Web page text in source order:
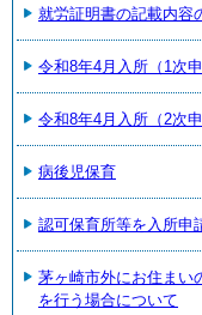
就労証明書の記載内容
令和8年4月入所（1次
令和8年4月入所（2次
病後児保育
認可保育所等を入所申
茅ヶ崎市外にお住まい
を行う場合について